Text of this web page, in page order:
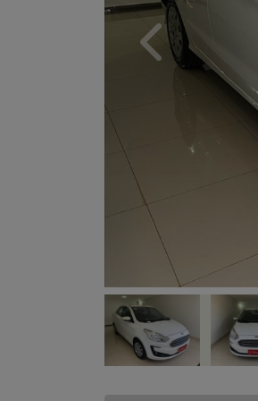
Previous